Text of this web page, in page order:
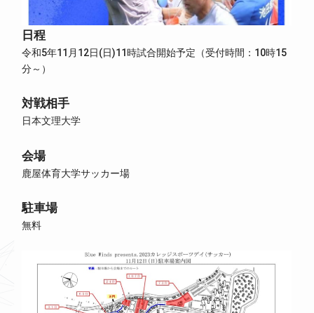
日程
令和5年11月12日(日)11時試合開始予定（受付時間：10時15
分～）
対戦相手
日本文理大学
会場
鹿屋体育大学サッカー場
駐車場
無料